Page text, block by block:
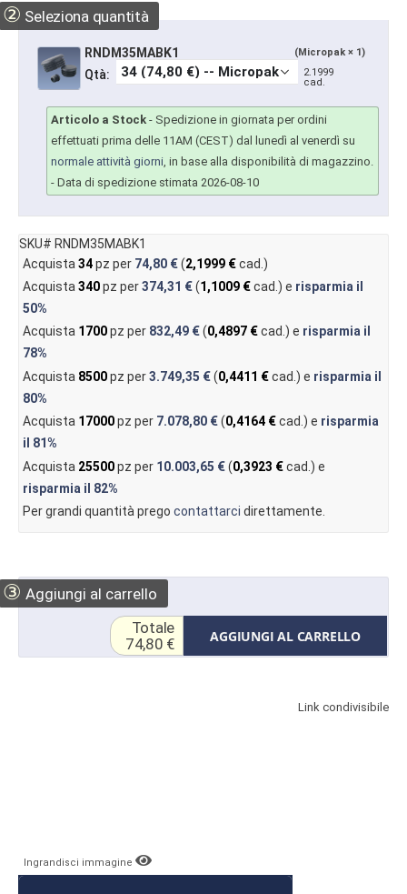
② Seleziona quantità
RNDM35MABK1 (Micropak × 1)
Qtà:
2.1999
cad.
Articolo a Stock - Spedizione in giornata per ordini
effettuati prima delle 11AM (CEST) dal lunedì al venerdì su
normale attività giorni, in base alla disponibilità di magazzino.
- Data di spedizione stimata 2026-08-10
SKU# RNDM35MABK1
Acquista 34pz per 74,80 €(2,1999 €cad.)
Acquista 340pz per374,31 €(1,1009 €cad.) e risparmia il
50%
Acquista 1700pz per 832,49 €(0,4897 €cad.) e risparmia il
78%
Acquista 8500pz per3.749,35 €(0,4411 €cad.) e risparmia il
80%
Acquista 17000pz per 7.078,80 €(0,4164 €cad.) e risparmia
il 81%
Acquista 25500pz per 10.003,65 €(0,3923 €cad.) e
risparmia il 82%
Per grandi quantità prego contattarci direttamente.
③ Aggiungi al carrello
AGGIUNGI AL CARRELLO
Totale
74,80 €
Link condivisibile
Ingrandisci immagine